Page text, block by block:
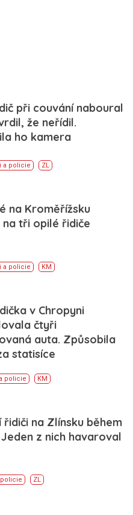
při couvání naboural
že neřídil.
ho kamera
a policie ZL
na Kroměřížsku
na tři opilé řidiče
a policie KM
v Chropyni
čtyři
auta. Způsobila
statisíce
policie KM
řidiči na Zlínsku během
z nich havaroval
ZL